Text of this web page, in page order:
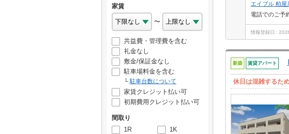
家賃
〜
共益費・管理費を含む
礼金なし
敷金/保証金なし
駐車場料金を含む
駐車台数について
家賃クレジット払い可
初期費用クレジット払い可
間取り
1R
1K
エイブル 粕屋
電話でのご予
情報登録日
新築 賃貸アパート
休日は混雑するた